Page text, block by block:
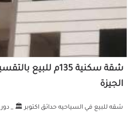
شقة سكنية 135م
الجيزة
شقه للبيع في السياحيه حدائق اكتوبر 🏛️ _